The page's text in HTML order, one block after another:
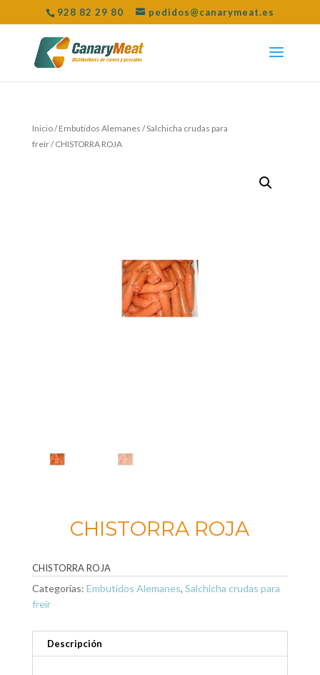
928 82 29 80 pedidos@canarymeat.es
Inicio/Embutidos Alemanes /Salchicha crudas para
freír/ CHISTORRA ROJA
CHISTORRA ROJA
CHISTORRA ROJA
Categorías: Embutidos Alemanes, Salchicha crudas para
freír
Descripción